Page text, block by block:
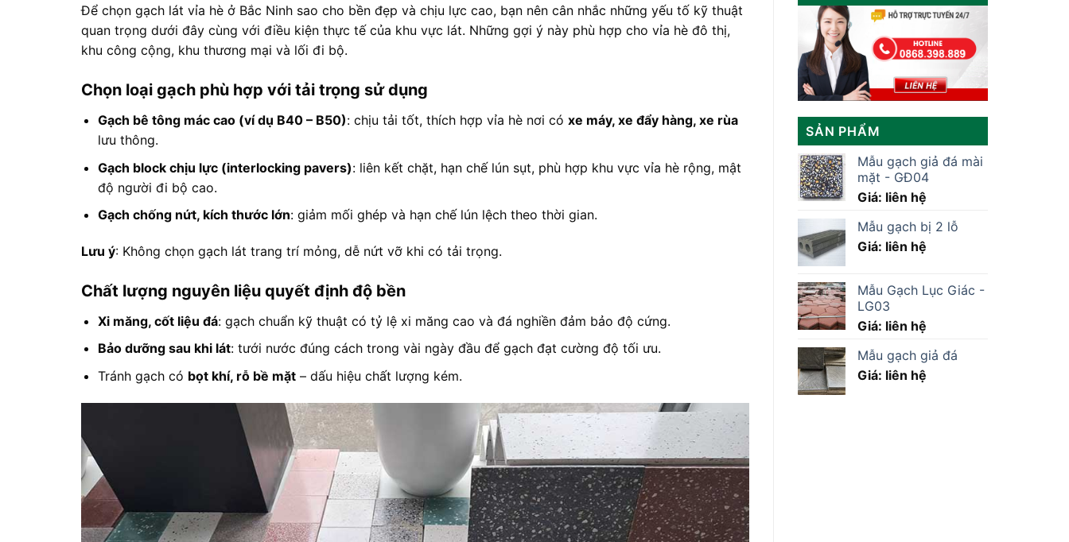
Để chọn gạch lát vỉa hè ở Bắc Ninh sao cho bền đẹp và chịu lực cao, bạn nên cân nhắc những yếu tố kỹ thuật
quan trọng dưới đây cùng với điều kiện thực tế của khu vực lát. Những gợi ý này phù hợp cho vỉa hè đô thị,
khu công cộng, khu thương mại và lối đi bộ.
Chọn loại gạch phù hợp với tải trọng sử dụng
Gạch bê tông mác cao (ví dụ B40 – B50): chịu tải tốt, thích hợp vỉa hè nơi có xe máy, xe đẩy hàng, xe rùa
lưu thông.
Gạch block chịu lực (interlocking pavers): liên kết chặt, hạn chế lún sụt, phù hợp khu vực vỉa hè rộng, mật
độ người đi bộ cao.
Gạch chống nứt, kích thước lớn: giảm mối ghép và hạn chế lún lệch theo thời gian.
Lưu ý: Không chọn gạch lát trang trí mỏng, dễ nứt vỡ khi có tải trọng.
Chất lượng nguyên liệu quyết định độ bền
Xi măng, cốt liệu đá: gạch chuẩn kỹ thuật có tỷ lệ xi măng cao và đá nghiền đảm bảo độ cứng.
Bảo dưỡng sau khi lát: tưới nước đúng cách trong vài ngày đầu để gạch đạt cường độ tối ưu.
Tránh gạch có bọt khí, rỗ bề mặt– dấu hiệu chất lượng kém.
SẢN PHẨM
Mẫu gạch giả đá mài
mặt - GĐ04
Giá: liên hệ
Mẫu gạch bị 2 lỗ
Giá: liên hệ
Mẫu Gạch Lục Giác -
LG03
Giá: liên hệ
Mẫu gạch giả đá
Giá: liên hệ